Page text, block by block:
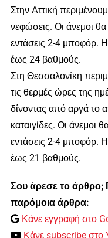
Στην Αττική
νεφώσεις. Οι άνεμοι
εντάσεις 2-4 μποφόρ.
έως 24 βαθμούς.
Στη Θεσσαλονίκη
τις θερμές ώρες της
δίνοντας από αργά το
καταιγίδες. Οι άνεμοι
εντάσεις 2-4 μποφόρ.
έως 21 βαθμούς.
Σου άρεσε το άρθρο;
παρόμοια άρθρα:
Κάνε εγγραφή στο
Κάνε subscribe στο